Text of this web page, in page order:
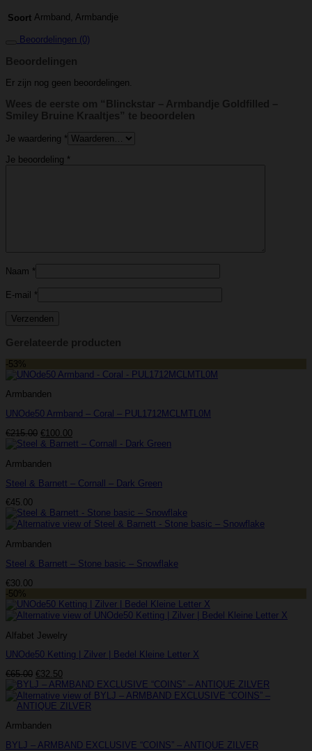
Soort Armband, Armbandje
Beoordelingen (0)
Beoordelingen
Er zijn nog geen beoordelingen.
Wees de eerste om “Blinckstar – Armbandje Goldfilled –
Smiley Bruine Kraaltjes” te beoordelen
Je waardering *
Je beoordeling *
Naam *
E-mail *
Gerelateerde producten
-53%
Armbanden
UNOde50 Armband – Coral – PUL1712MCLMTL0M
€215.00 Oorspronkelijke
prijs
€215.00.
€100.00Huidige
prijs
Armbanden
Steel & Barnett – Cornall – Dark Green
€45.00
Armbanden
Steel & Barnett – Stone basic – Snowflake
€30.00
-50%
Alfabet Jewelry
UNOde50 Ketting | Zilver | Bedel Kleine Letter X
€65.00 Oorspronkelijke
prijs
was:
€65.00.
€32.50Huidige
prijs
is:
€32.50.
Armbanden
BYLJ – ARMBAND EXCLUSIVE “COINS” – ANTIQUE ZILVER